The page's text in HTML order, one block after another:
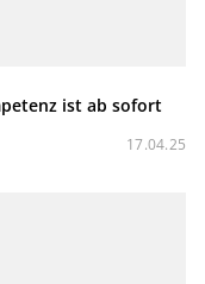
ist ab sofort
17.04.25